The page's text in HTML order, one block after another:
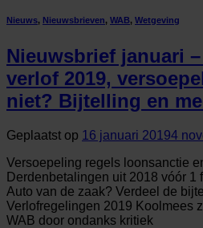
Nieuws, Nieuwsbrieven, WAB, Wetgeving
Nieuwsbrief januari
verlof 2019,
niet? Bijtelling en
Geplaatst op 16 januari 20194
Versoepeling regels loonsanctie
Derdenbetalingen uit 2018 vóór 1
Auto van de zaak? Verdeel de
Verlofregelingen 2019 Koolmees
WAB door ondanks kritiek